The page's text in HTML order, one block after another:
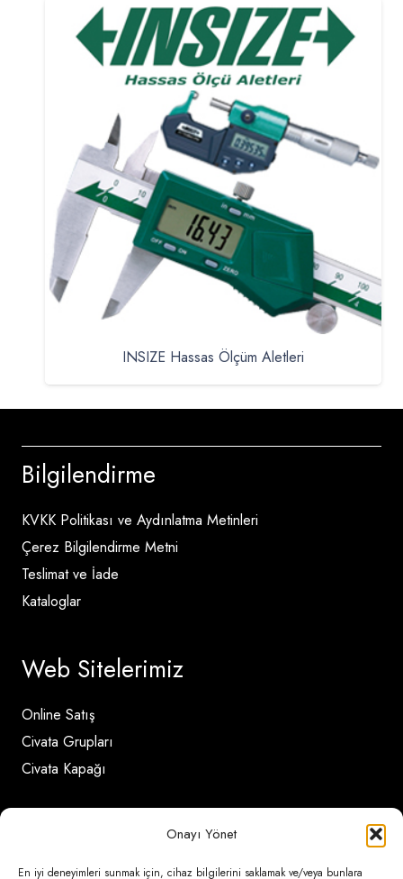
Onayı Yönet
En iyi deneyimleri sunmak için, cihaz bilgilerini saklamak ve/veya bunlara
INSIZE Hassas Ölçüm Aletleri
Bilgilendirme
KVKK Politikası ve Aydınlatma Metinleri
Çerez Bilgilendirme Metni
Teslimat ve İade
Kataloglar
Web Sitelerimiz
Online Satış
Civata Grupları
Civata Kapağı
İletişim Detayları